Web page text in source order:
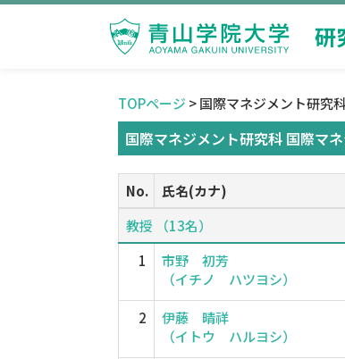
研
TOPページ > 国際マネジメント研究
国際マネジメント研究科 国際マ
No. 氏名(カナ)
教授 （13名）
1
市野 初芳
（イチノ ハツヨシ）
2
伊藤 晴祥
（イトウ ハルヨシ）